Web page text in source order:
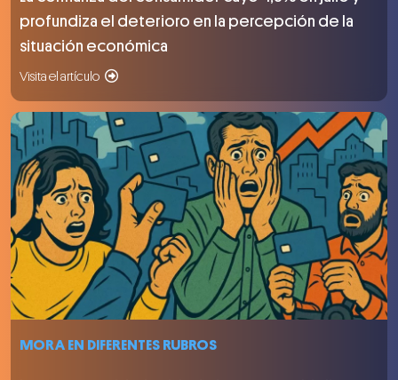
profundiza el deterioro en la percepción de la
situación económica
Visita el artículo
MORA EN DIFERENTES RUBROS